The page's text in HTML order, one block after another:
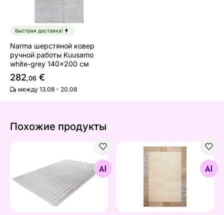
Быстрая доставка!
Narma шерстяной ковер
ручной работы Kuusamo
white-grey 140x200 см
282,06 €
между 13.08 - 20.08
Похожие продукты
Ковер Harmony Silver
Найдите похожие
Ковер Nakarta 70x140 см
Найдите похожие